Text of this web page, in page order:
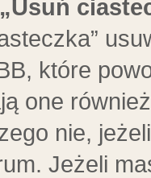
które
one
nie,
Jeżeli